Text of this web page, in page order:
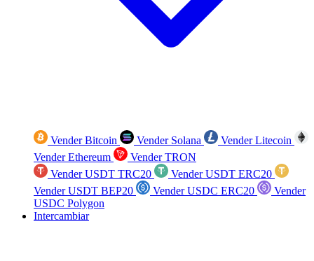
Vender Bitcoin Vender Solana
Vender Litecoin
Vender Ethereum
Vender TRON
Vender USDT TRC20
Vender USDT ERC20
Vender USDT BEP20
Vender USDC ERC20
Vender
USDC Polygon
Intercambiar